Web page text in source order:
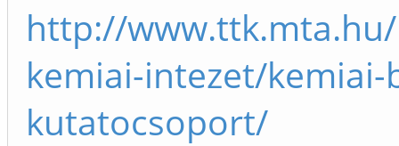
http://
kemiai-intezet/kemiai-
kutatocsoport/